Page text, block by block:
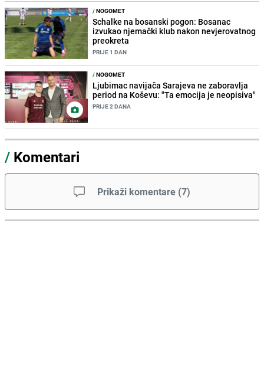
/NOGOMET
Schalke na bosanski pogon: Bosanac
izvukao njemački klub nakon nevjerovatnog
preokreta
PRIJE 1 DAN
/NOGOMET
Ljubimac navijača Sarajeva ne zaboravlja
period na Koševu: "Ta emocija je neopisiva"
PRIJE 2 DANA
/ Komentari
Prikaži komentare (7)